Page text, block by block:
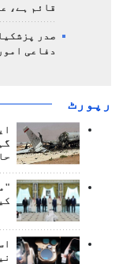
قائم ہے،
صدر
دفاعی
رپورٹ